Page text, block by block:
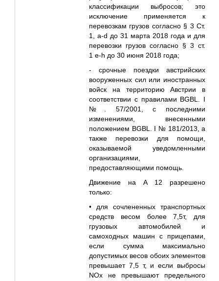
классификации выбросов; это
исключение применяется к
перевозкам грузов согласно § 3 Ст.
1, a-d до 31 марта 2018 года и для
перевозки грузов согласно § 3 ст.
1 e-h до 30 июня 2018 года;
- срочные поездки австрийских
вооруженных сил или иностранных
войск на территорию Австрии в
соответствии с правилами BGBL. I
№. 57/2001, с последними
изменениями, внесенными
положением BGBL. I № 181/2013, а
также перевозки для помощи,
оказываемой уведомленными
организациями,
предоставляющими помощь.
Движение на A 12 разрешено
только:
• для сочлененных транспортных
средств весом более 7,5т, для
грузовых автомобилей и
самоходных машин с прицепами,
если сумма максимально
допустимых весов обоих элементов
превышает 7,5 т, и если выбросы
NOx не превышают предельного